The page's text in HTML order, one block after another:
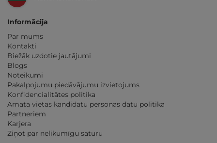
Informācija
Par mums
Kontakti
Biežāk uzdotie jautājumi
Blogs
Noteikumi
Pakalpojumu piedāvājumu izvietojums
Konfidencialitātes politika
Amata vietas kandidātu personas datu politika
Partneriem
Karjera
Ziņot par nelikumīgu saturu